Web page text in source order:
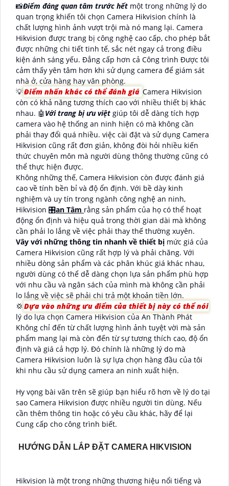
📸Điểm đáng quan tâm trước hết một trong những lý do
quan trọng khiến tôi chọn Camera Hikvision chính là
chất lượng hình ảnh vượt trội mà nó mang lại. Camera
Hikvision được trang bị công nghệ cao cấp, cho phép bắt
được những chi tiết tinh tế, sắc nét ngay cả trong điều
kiện ánh sáng yếu. Đẳng cấp hơn cả Công trình Được tôi
cảm thấy yên tâm hơn khi sử dụng camera để giám sát
nhà ở, cửa hàng hay văn phòng.
💡Điểm nhấn khác có thể đánh giá Camera Hikvision
còn có khả năng tương thích cao với nhiều thiết bị khác
nhau. 🤖️Với trang bị ưu việt giúp tôi dễ dàng tích hợp
camera vào hệ thống an ninh hiện có mà không cần
phải thay đổi quá nhiều. việc cài đặt và sử dụng Camera
Hikvision cũng rất đơn giản, không đòi hỏi nhiều kiến
thức chuyên môn mà người dùng thông thường cũng có
thể thực hiện được.
Không những thế, Camera Hikvision còn được đánh giá
cao về tính bền bỉ và độ ổn định. Với bề dày kinh
nghiệm và uy tín trong ngành công nghệ an ninh,
Hikvision 🎛an Tâm rằng sản phẩm của họ có thể hoạt
động ổn định và hiệu quả trong thời gian dài mà không
cần phải lo lắng về việc phải thay thế thường xuyên.
Vây với những thông tin nhanh về thiết bị mức giá của
Camera Hikvision cũng rất hợp lý và phải chăng. Với
nhiều dòng sản phẩm và các phân khúc giá khác nhau,
người dùng có thể dễ dàng chọn lựa sản phẩm phù hợp
với nhu cầu và ngân sách của mình mà không cần phải
lo lắng về việc sẽ phải chi trả một khoản tiền lớn.
💢Dựa vào những ưu điểm của thiết bị này có thể nói
lý do lựa chọn Camera Hikvision của An Thành Phát
Không chỉ đến từ chất lượng hình ảnh tuyệt vời mà sản
phẩm mang lại mà còn đến từ sự tương thích cao, độ ổn
định và giá cả hợp lý. Đó chính là những lý do mà
Camera Hikvision luôn là sự lựa chọn hàng đầu của tôi
khi nhu cầu sử dụng camera an ninh xuất hiện.
Hy vọng bài văn trên sẽ giúp bạn hiểu rõ hơn về lý do tại
sao Camera Hikvision được nhiều người tin dùng. Nếu
cần thêm thông tin hoặc có yêu cầu khác, hãy để lại
Cung cấp cho công trình biết.
HƯỚNG DẪN LẮP ĐẶT CAMERA HIKVISION
Hikvision là một trong những thương hiệu nổi tiếng và